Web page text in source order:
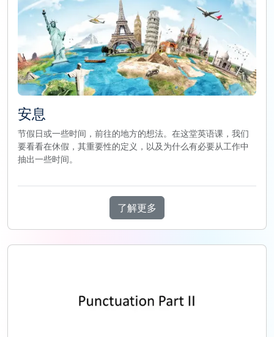
安息
节假日或一些时间，前往的地方的想法。在这堂英语课，我们
要看看在休假，其重要性的定义，以及为什么有必要从工作中
抽出一些时间。
了解更多